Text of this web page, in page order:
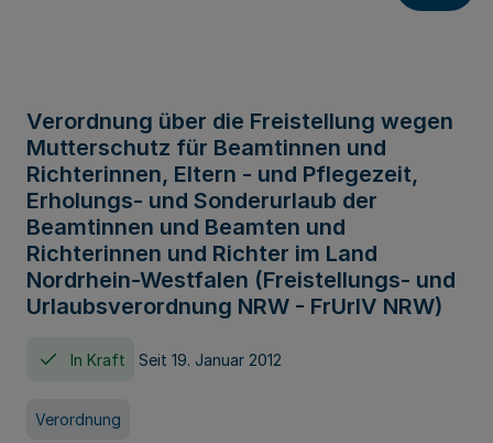
Verordnung über die Freistellung wegen
Mutterschutz für Beamtinnen und
Richterinnen, Eltern - und Pflegezeit,
Erholungs- und Sonderurlaub der
Beamtinnen und Beamten und
Richterinnen und Richter im Land
Nordrhein-Westfalen (Freistellungs- und
Urlaubsverordnung NRW - FrUrlV NRW)
In Kraft Seit 19. Januar 2012
Verordnung